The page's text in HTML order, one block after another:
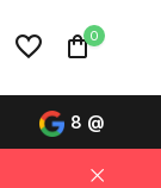
0
Koop nu, betaal
8 @